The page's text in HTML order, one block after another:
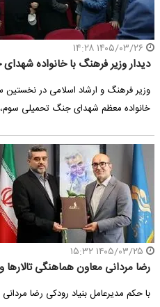
دیدار وزیر فرهنگ با خانواده
وزیر فرهنگ و ارشاد اسلامی در نخستین
خانواده معظم شهدای جنگ تحمیلی
رضا مردانی معاون هماهنگی تالارها
با حکم مدیرعامل بنیاد رودکی رضا